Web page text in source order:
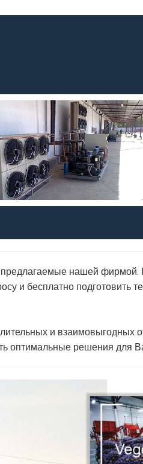
нашей
и бесплатно подготовить
и взаимовыгодных
оптимальные решения для